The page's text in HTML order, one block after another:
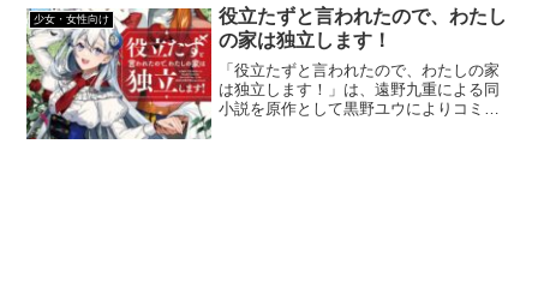
トーリーとなっています。
少女・女性向け
役立たずと言われたので、わたし
の家は独立します！
「役立たずと言われたので、わたしの家
は独立します！」は、遠野九重による同
小説を原作として黒野ユウによりコミカ